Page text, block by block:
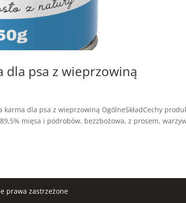
dla psa z wieprzowiną
dla psa z wieprzowiną OgólneSkładCechy
mięsa i podrobów, bezzbożowa, z prosem,
prawa zastrzeżone